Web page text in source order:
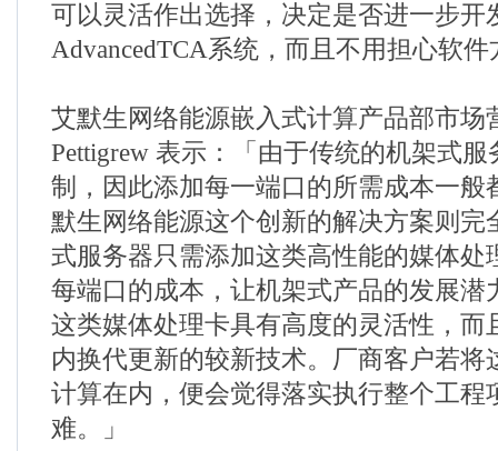
可以灵活作出选择，决定是否进一步开
AdvancedTCA系统，而且不用担心软
艾默生网络能源嵌入式计算产品部市场
Pettigrew 表示：「由于传统的机架式
制，因此添加每一端口的所需成本一般
默生网络能源这个创新的解决方案则完
式服务器只需添加这类高性能的媒体处
每端口的成本，让机架式产品的发展潜
这类媒体处理卡具有高度的灵活性，而
内换代更新的较新技术。厂商客户若将
计算在内，便会觉得落实执行整个工程
难。」